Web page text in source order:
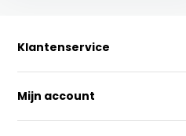
Klantenservice
Mijn account